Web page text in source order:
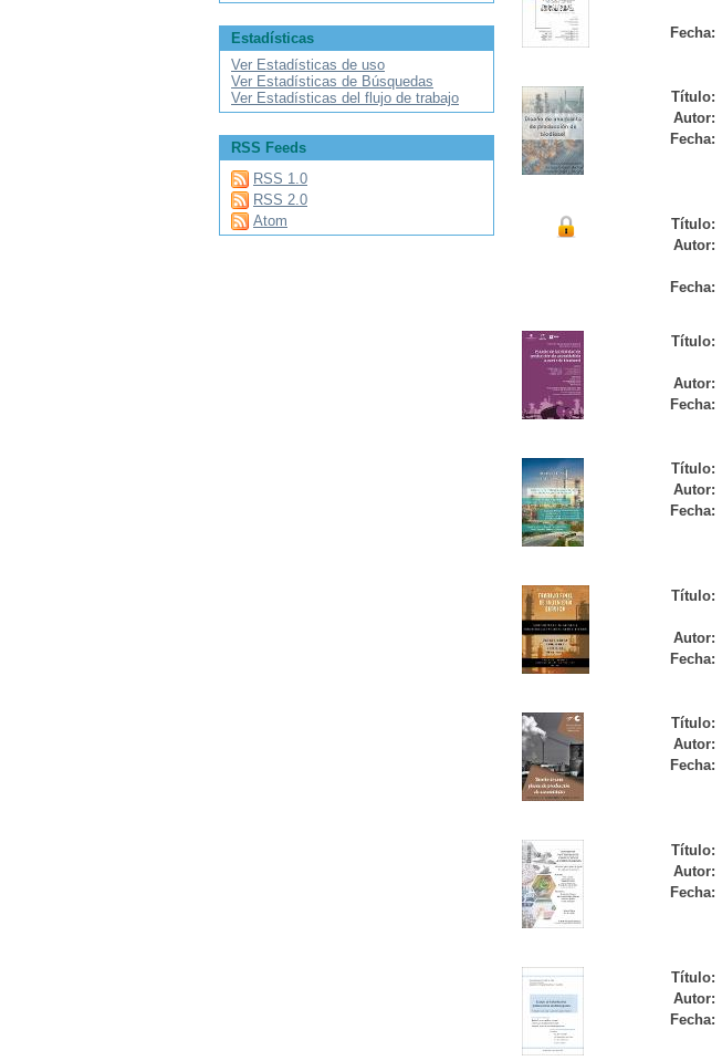
Fecha:
Título:
Autor:
Fecha:
Título:
Autor:
Fecha:
Título:
Autor:
Fecha:
Título:
Autor:
Fecha:
Título:
Autor:
Fecha:
Título:
Autor:
Fecha:
Título:
Autor:
Fecha:
Título:
Autor:
Fecha:
Estadísticas
Ver Estadísticas de uso
Ver Estadísticas de Búsquedas
Ver Estadísticas del flujo de trabajo
RSS Feeds
RSS 1.0
RSS 2.0
Atom